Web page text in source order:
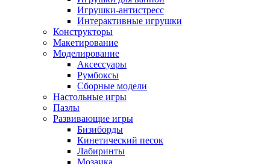
Игрушки-антистресс
Интерактивные игрушки
Конструкторы
Макетирование
Моделирование
Аксессуары
Румбоксы
Сборные модели
Настольные игры
Пазлы
Развивающие игры
Бизиборды
Кинетический песок
Лабиринты
Мозаика